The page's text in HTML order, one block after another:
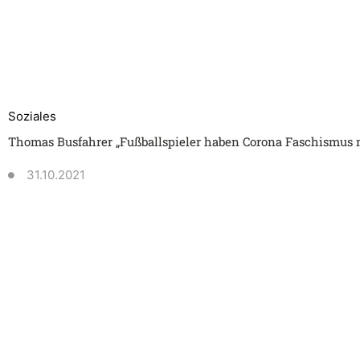
Soziales
Thomas Busfahrer „Fußballspieler haben Corona Faschismus
31.10.2021